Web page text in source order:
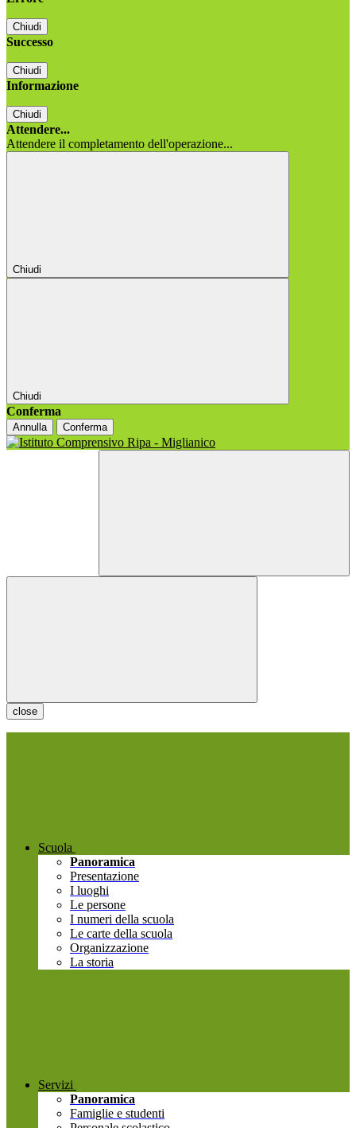
Chiudi
Successo
Chiudi
Informazione
Chiudi
Attendere...
Attendere il completamento dell'operazione...
Chiudi
Chiudi
Conferma
Annulla Conferma
close
Scuola
Panoramica
Presentazione
I luoghi
Le persone
I numeri della scuola
Le carte della scuola
Organizzazione
La storia
Servizi
Panoramica
Famiglie e studenti